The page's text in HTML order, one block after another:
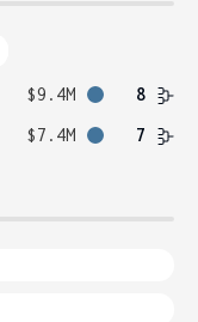
$9.4M
8
$7.4M 7